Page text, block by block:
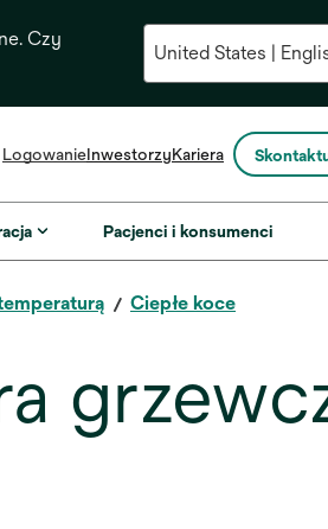
Czy
LogowanieInwestorzyopens
a
new
Kariera
Pacjenci i konsumenci
Ciepłe koce